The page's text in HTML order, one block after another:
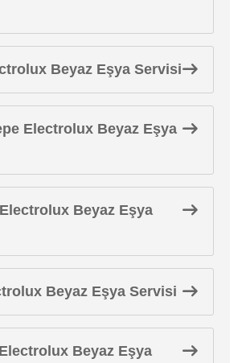
Beyaz Eşya Servisi
Electrolux Beyaz Eşya
Beyaz Eşya
Beyaz Eşya Servisi
Beyaz Eşya